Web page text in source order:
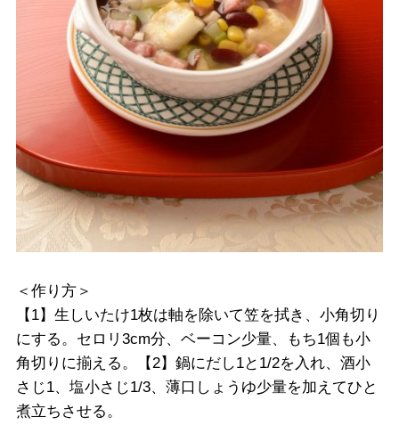
＜作り方＞
【1】生しいたけ1枚は軸を除いて笠を拭き、小角切り
にする。セロリ3cm分、ベーコン少量、もち1個も小
角切りに揃える。【2】鍋にだし1と1/2を入れ、酒小
さじ1、塩小さじ1/3、薄口しょうゆ少量を加えてひと
煮立ちさせる。